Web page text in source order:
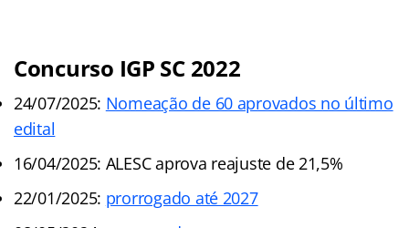
Concurso IGP SC 2022
24/07/2025: Nomeação de 60 aprovados no último
edital
16/04/2025: ALESC aprova reajuste de 21,5%
22/01/2025: prorrogado até 2027